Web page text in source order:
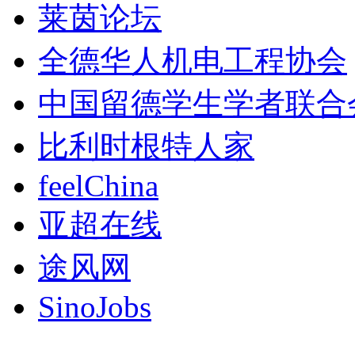
莱茵论坛
全德华人机电工程协会
中国留德学生学者联合
比利时根特人家
feelChina
亚超在线
途风网
SinoJobs